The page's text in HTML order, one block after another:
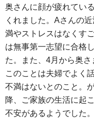
奥さんに顔が疲れてい
くれました。Aさんの
満やストレスはなくす
は無事第一志望に合格
た。また、4月から奥さ
このことは夫婦でよく
不満はないとのこと。
降、ご家族の生活に起
不安があるようでした。